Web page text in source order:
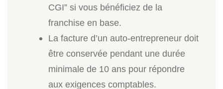
CGI” si vous bénéficiez de la
franchise en base.
La facture d’un auto-entrepreneur doit
être conservée pendant une durée
minimale de 10 ans pour répondre
aux exigences comptables.